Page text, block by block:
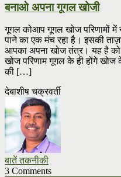
बनाओ अपना गूगल खोजी
गूगल कोआप गूगल खोज परिणामों में
पाने का एक मंच रहा है। इसकी
आपका अपना खोज तंत्र। यह है को
खोज परिणाम गूगल के ही होंगे खोज
की […]
देबाशीष चक्रवर्ती
बातें तकनीकी
3 Comments